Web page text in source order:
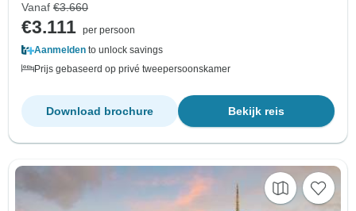
Vanaf €3.660
€3.111 per persoon
Aanmelden to unlock savings
Prijs gebaseerd op privé tweepersoonskamer
Bekijk reis
Download brochure